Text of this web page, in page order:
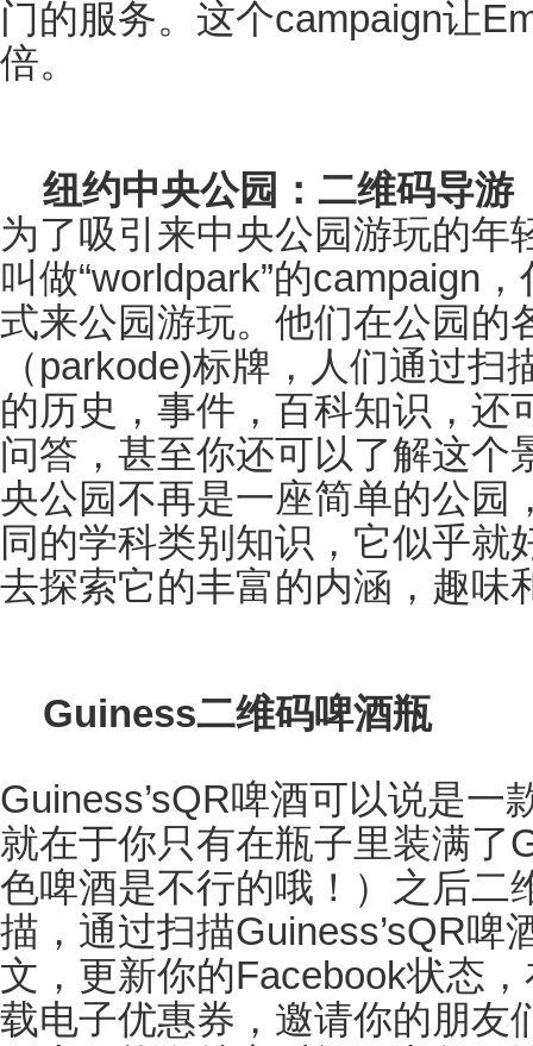
门的服务。这个campaign让
倍。
纽约中央公园：二维码导游
为了吸引来中央公园游玩的年
叫做“worldpark”的campaign
式来公园游玩。他们在公园的
（parkode)标牌，人们通过扫
的历史，事件，百科知识，还
问答，甚至你还可以了解这个
央公园不再是一座简单的公园
同的学科类别知识，它似乎就
去探索它的丰富的内涵，趣味
Guiness二维码啤酒瓶
Guiness’sQR啤酒可以说是一
就在于你只有在瓶子里装满了
色啤酒是不行的哦！）之后二
描，通过扫描Guiness’sQR啤
文，更新你的Facebook状态
载电子优惠券，邀请你的朋友